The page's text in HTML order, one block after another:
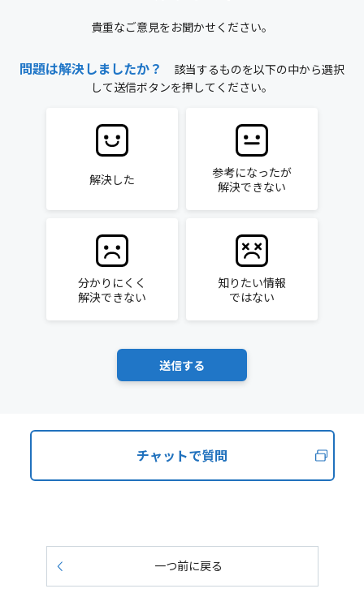
貴重なご意見をお聞かせください。
問題は解決しましたか？
該当するものを以下の中から選択
して送信ボタンを押してください。
解決した
参考になったが
解決できない
分かりにくく
解決できない
知りたい情報
ではない
チャットで質問
一つ前に戻る